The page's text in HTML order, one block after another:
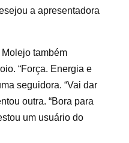
a apresentadora
também
“Força. Energia e
seguidora. “Vai dar
outra. “Bora para
um usuário do